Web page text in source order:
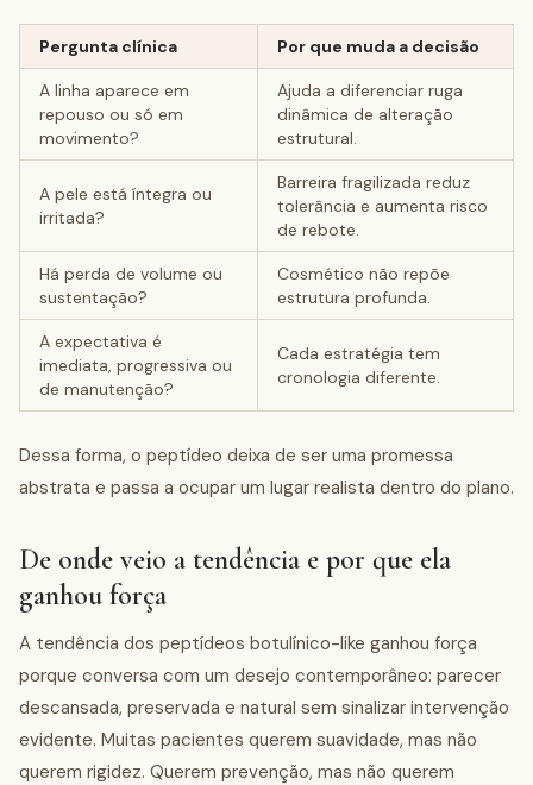
Pergunta clínica Por que muda a decisão
A linha aparece em
repouso ou só em
movimento?
Ajuda a diferenciar ruga
dinâmica de alteração
estrutural.
A pele está íntegra ou
irritada?
Barreira fragilizada reduz
tolerância e aumenta risco
de rebote.
Há perda de volume ou
sustentação?
Cosmético não repõe
estrutura profunda.
A expectativa é
imediata, progressiva ou
de manutenção?
Cada estratégia tem
cronologia diferente.
Dessa forma, o peptídeo deixa de ser uma promessa
abstrata e passa a ocupar um lugar realista dentro do plano.
De onde veio a tendência e por que ela
ganhou força
A tendência dos peptídeos botulínico-like ganhou força
porque conversa com um desejo contemporâneo: parecer
descansada, preservada e natural sem sinalizar intervenção
evidente. Muitas pacientes querem suavidade, mas não
querem rigidez. Querem prevenção, mas não querem